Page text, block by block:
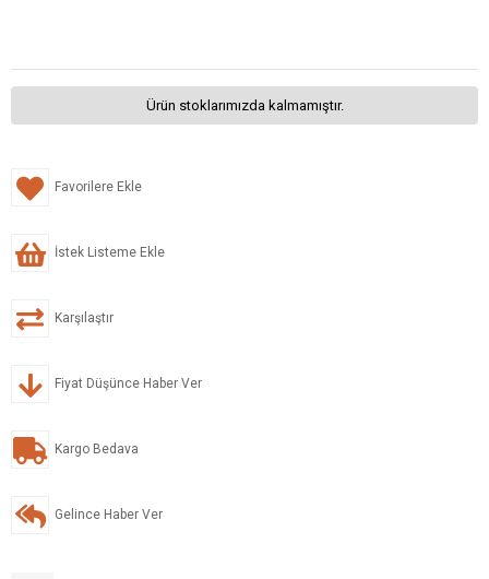
Ürün stoklarımızda kalmamıştır.
Favorilere Ekle
İstek Listeme Ekle
Karşılaştır
Fiyat Düşünce Haber Ver
Kargo Bedava
Gelince Haber Ver